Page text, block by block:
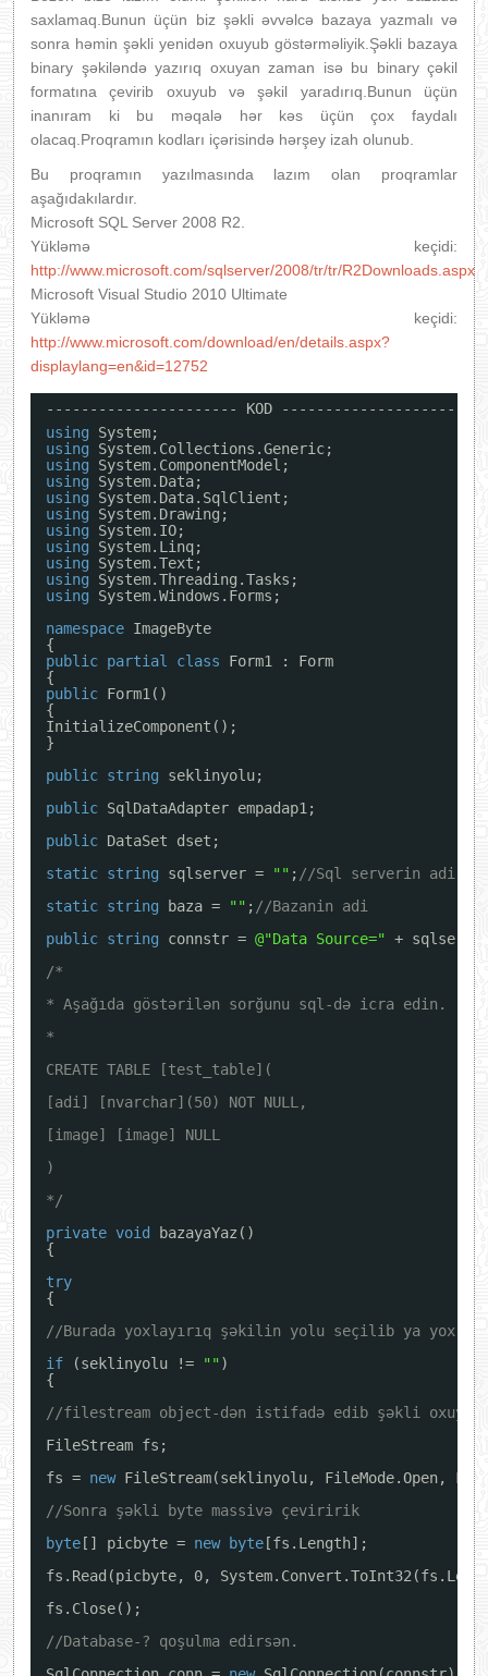
saxlamaq.Bunun üçün biz şəkli əvvəlcə bazaya yazmalı və
sonra həmin şəkli yenidən oxuyub göstərməliyik.Şəkli bazaya
binary şəkiləndə yazırıq oxuyan zaman isə bu binary çəkil
formatına çevirib oxuyub və şəkil yaradırıq.Bunun üçün
inanıram ki bu məqalə hər kəs üçün çox faydalı
olacaq.Proqramın kodları içərisində hərşey izah olunub.
Bu proqramın yazılmasında lazım olan proqramlar
aşağıdakılardır.
Microsoft SQL Server 2008 R2.
Yükləmə keçidi:
http://www.microsoft.com/sqlserver/2008/tr/tr/R2Downloads.aspx
Microsoft Visual Studio 2010 Ultimate
Yükləmə keçidi:
http://www.microsoft.com/download/en/details.aspx?
displaylang=en&id=12752
---------------------- KOD ----------------------
using
System;
using
System.Collections.Generic;
using
System.ComponentModel;
using
System.Data;
using
System.Data.SqlClient;
using
System.Drawing;
using
System.IO;
using
System.Linq;
using
System.Text;
using
System.Threading.Tasks;
using
System.Windows.Forms;
namespace ImageByte
{
public partial class
Form1 : Form
{
public Form1()
{
InitializeComponent();
}
public string
seklinyolu;
public SqlDataAdapter empadap1;
public DataSet dset;
static string sqlserver = "" ; //Sql serverin adi
static string baza = "" ; //Bazanin adi
public string connstr = @"Data Source=" +
/*
* Aşağıda göstərilən sorğunu sql-də icra edin.
*
CREATE TABLE [test_table](
[adi] [nvarchar](50) NOT NULL,
[image] [image] NULL
)
*/
private void
bazayaYaz()
{
try
{
//Burada yoxlayırıq şəkilin yolu seçilib ya yox
if
(seklinyolu != "")
{
//filestream object-dən istifadə edib şəkli
FileStream fs;
fs = new FileStream(seklinyolu, FileMode.Open,
//Sonra şəkli byte massivə çeviririk
byte [] picbyte = new byte [fs.Length];
fs.Read(picbyte, 0,
fs.Close();
//Database-? qoşulma edirsən.